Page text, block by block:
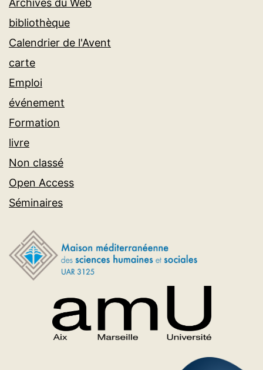
Archives du Web
bibliothèque
Calendrier de l'Avent
carte
Emploi
événement
Formation
livre
Non classé
Open Access
Séminaires